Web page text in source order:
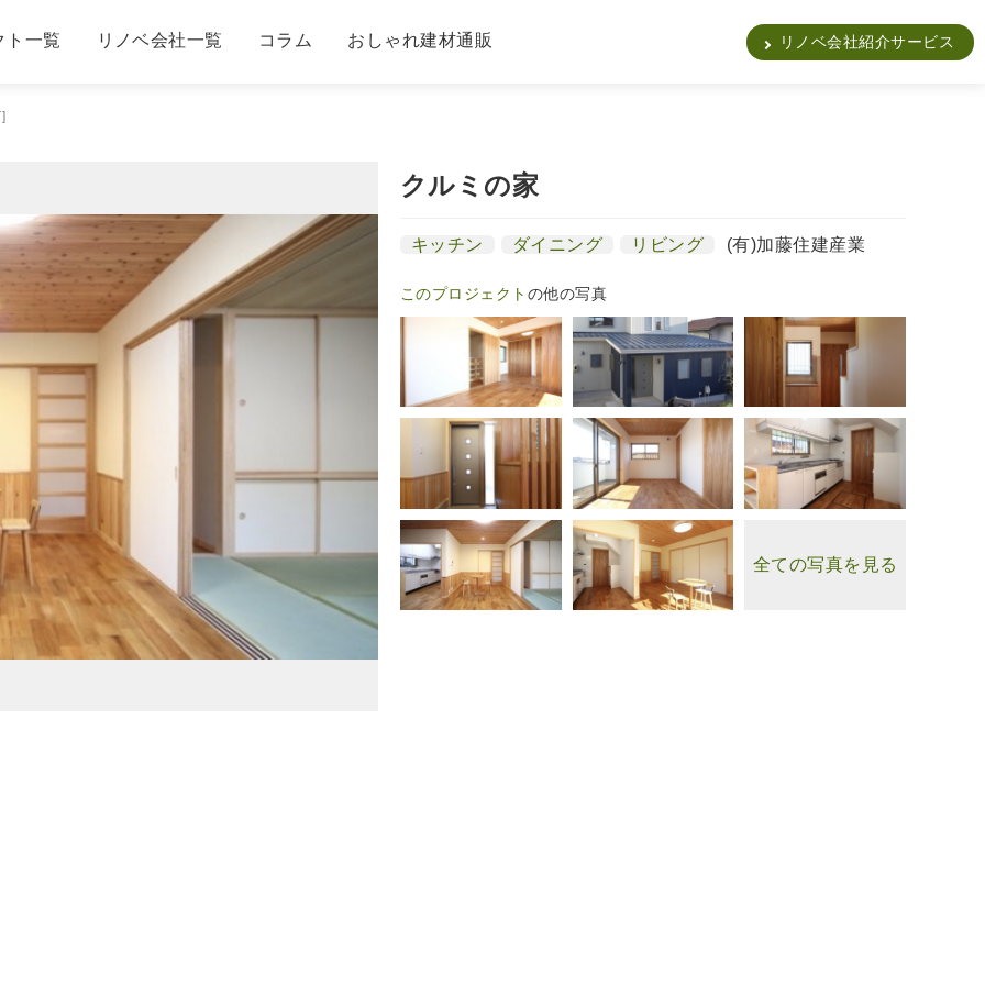
ト一覧 リノベ会社一覧 コラム おしゃれ建材通販 リノベ会社紹介サービス
クルミの家
キッチン ダイニング リビング (有)加藤住建産業
このプロジェクト の他の写真
全ての写真を見る